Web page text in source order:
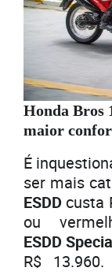
Honda Bros
maior
É
ser mais
ESDD custa
ou
ESDD
R$